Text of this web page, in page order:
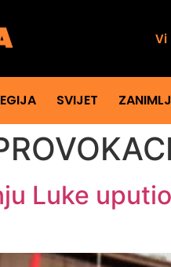
Vi
SVIJET
Luke